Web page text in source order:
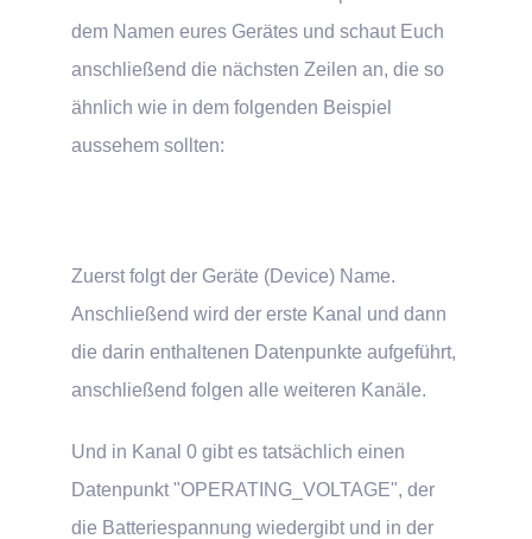
dem Namen eures Gerätes und schaut Euch
anschließend die nächsten Zeilen an, die so
ähnlich wie in dem folgenden Beispiel
aussehem sollten:
Zuerst folgt der Geräte (Device) Name.
Anschließend wird der erste Kanal und dann
die darin enthaltenen Datenpunkte aufgeführt,
anschließend folgen alle weiteren Kanäle.
Und in Kanal 0 gibt es tatsächlich einen
Datenpunkt "OPERATING_VOLTAGE", der
die Batteriespannung wiedergibt und in der